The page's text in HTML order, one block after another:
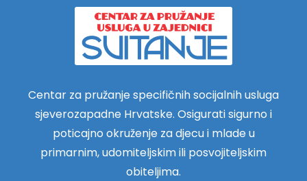
Centar za pružanje specifičnih socijalnih usluga
sjeverozapadne Hrvatske. Osigurati sigurno i
poticajno okruženje za djecu i mlade u
primarnim, udomiteljskim ili posvojiteljskim
obiteljima.